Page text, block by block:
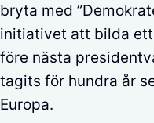
bryta med
initiativet att bilda
före nästa
tagits för hundra år
Europa.